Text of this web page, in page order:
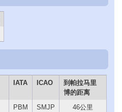
IATA ICAO
到帕拉马里
博的距离
PBM SMJP 46公里